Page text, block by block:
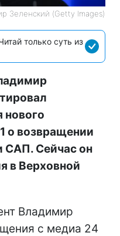
Зеленский (Getty Images)
только суть из
нового
о возвращении
САП. Сейчас он
в Верховной
Владимир
с медиа 24